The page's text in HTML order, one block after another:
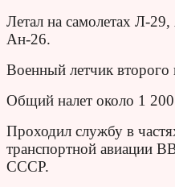
Летал на самолетах Л-
Ан-26.
Военный летчик второго
Общий налет около 1 200
Проходил службу в
транспортной авиации
СССР.